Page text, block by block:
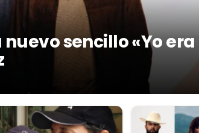
sencillo «Yo era